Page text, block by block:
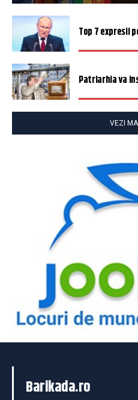
Top 7 expresii
Patriarhia va
VEZI
Barikada.ro